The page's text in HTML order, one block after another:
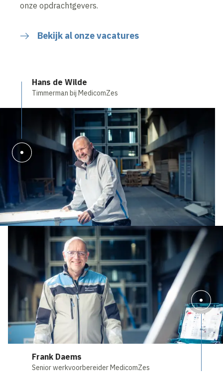
onze opdrachtgevers.
Bekijk al onze vacatures
Hans de Wilde
Timmerman bij MedicomZes
Frank Daems
Senior werkvoorbereider MedicomZes